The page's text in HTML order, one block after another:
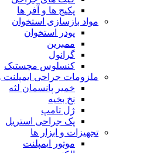
پکیج ها و آفر ها
مواد بازسازی استخوان
پودر استخوان
ممبرین
گرانول
کنسلوس مچستیک
ملزومات جراحی
خمیر پانسمان لثه
نخ بخیه
ژل تامپ
پک جراحی استریل
تجهیزات و ابزار ها
موتور ایمپلنت